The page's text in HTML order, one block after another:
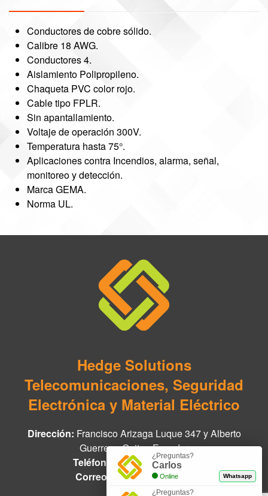
Conductores de cobre sólido.
Calibre 18 AWG.
Conductores 4.
Aislamiento Polipropileno.
Chaqueta PVC color rojo.
Cable tipo FPLR.
Sin apantallamiento.
Voltaje de operación 300V.
Temperatura hasta 75°.
Aplicaciones contra Incendios, alarma, señal,
monitoreo y detección.
Marca GEMA.
Norma UL.
Hedge Solutions
Telecomunicaciones, Seguridad
Electrónica y Material Eléctrico
Dirección: Francisco Arizaga Luque 347 y Alberto
Guerrero, Quito - Ecuador
Teléfono:
+593 97 978 8888
Correo:
info@hedge.net.ec
¿Preguntas?
Carlos
Online Whatsapp
¿Preguntas?